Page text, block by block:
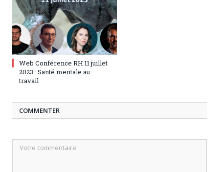
5 juillet 2023 0
Web Conférence RH 11 juillet
2023 : Santé mentale au
travail
COMMENTER